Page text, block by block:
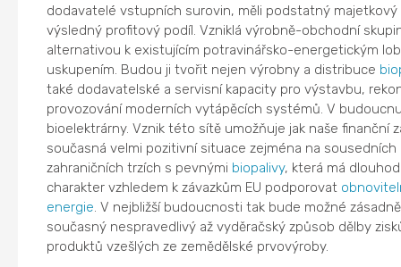
dodavatelé vstupních surovin, měli podstatný majetkový
výsledný profitový podíl. Vzniklá výrobně-obchodní
alternativou k existujícím potravinářsko-energetickým
uskupením. Budou ji tvořit nejen výrobny a distribuce
také dodavatelské a servisní kapacity pro výstavbu,
provozování moderních vytápěcích systémů. V
bioelektrárny. Vznik této sítě umožňuje jak naše finanční
současná velmi pozitivní situace zejména na sousedních
zahraničních trzích s pevnými biopalivy, která má
charakter vzhledem k závazkům EU podporovat
energie. V nejbližší budoucnosti tak bude možné
současný nespravedlivý až vyděračský způsob dělby
produktů vzešlých ze zemědělské prvovýroby.